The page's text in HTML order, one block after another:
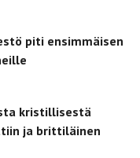
piti ensimmäisen
kristillisestä
ja brittiläinen